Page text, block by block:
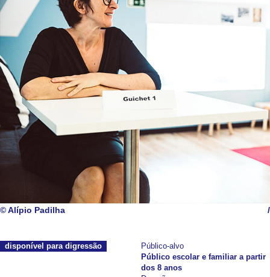
© Alípio Padilha /
disponível para digressão
Público-alvo
Público escolar e familiar a partir
dos 8 anos